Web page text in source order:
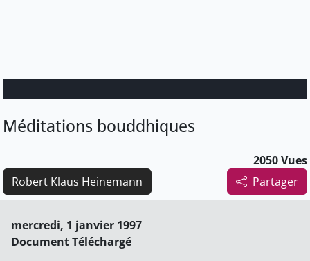
Méditations bouddhiques
2050 Vues
Partager
Robert Klaus Heinemann
mercredi, 1 janvier 1997
Document Téléchargé